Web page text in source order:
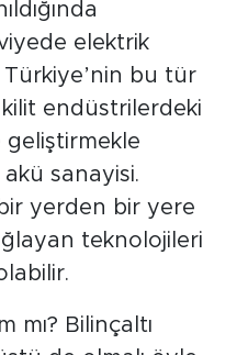
elektrik
bu tür
endüstrilerdeki
geliştirmekle
sanayisi.
bir yerden bir yere
teknolojileri
mı? Bilinçaltı